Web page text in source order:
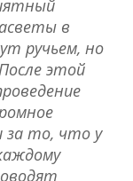
в
ручьем, но
этой
за то, что у